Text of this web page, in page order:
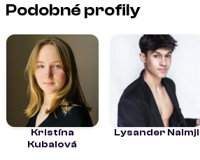
Podobné profily
Kristína
Kubalová
Lysander Naimji